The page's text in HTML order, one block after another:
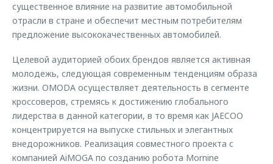
существенное влияние на развитие автомобильной
отрасли в стране и обеспечит местным потребителям
предложение высококачественных автомобилей.
Целевой аудиторией обоих брендов является активная
молодежь, следующая современным тенденциям образа
жизни. OMODA осуществляет деятельность в сегменте
кроссоверов, стремясь к достижению глобального
лидерства в данной категории, в то время как JAECOO
концентрируется на выпуске стильных и элегантных
внедорожников. Реализация совместного проекта с
компанией AiMOGA по созданию робота Mornine